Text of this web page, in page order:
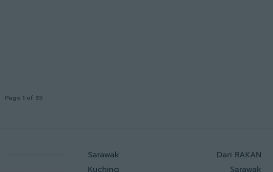
Page 1 of 35
Sarawak
Kuching
Dari RAKAN
Sarawak